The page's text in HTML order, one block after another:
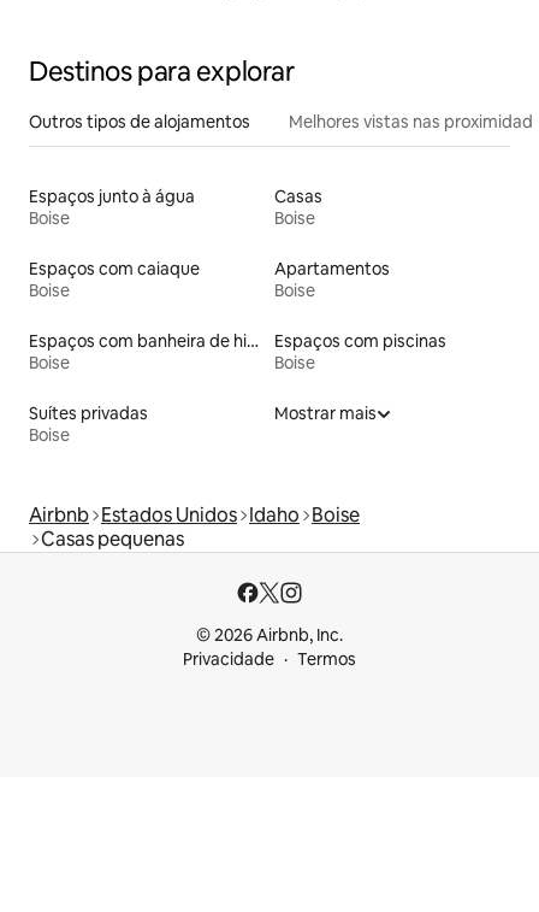
Destinos para explorar
Outros tipos de alojamentos Melhores vistas nas
Espaços junto à água
Boise
Casas
Boise
Espaços com caiaque
Boise
Apartamentos
Boise
Espaços com banheira de hidromassagem
Boise
Espaços com piscinas
Boise
Suítes privadas
Boise
Mostrar mais
Airbnb Estados Unidos Idaho Boise
Casas pequenas
© 2026 Airbnb, Inc.
Privacidade
Termos